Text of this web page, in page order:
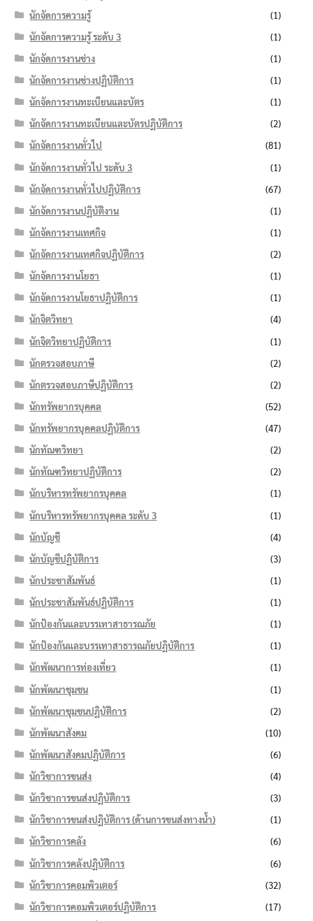
นักจัดการความรู้
(1)
นักจัดการความรู้ ระดับ 3
(1)
นักจัดการงานช่าง
(1)
นักจัดการงานช่างปฏิบัติการ
(1)
นักจัดการงานทะเบียนและบัตร
(1)
นักจัดการงานทะเบียนและบัตรปฏิบัติการ
(2)
นักจัดการงานทั่วไป
(81)
นักจัดการงานทั่วไป ระดับ 3
(1)
นักจัดการงานทั่วไปปฏิบัติการ
(67)
นักจัดการงานปฏิบัติงาน
(1)
นักจัดการงานเทศกิจ
(1)
นักจัดการงานเทศกิจปฏิบัติการ
(2)
นักจัดการงานโยธา
(1)
นักจัดการงานโยธาปฏิบัติการ
(1)
นักจิตวิทยา
(4)
นักจิตวิทยาปฏิบัติการ
(1)
นักตรวจสอบภาษี
(2)
นักตรวจสอบภาษีปฏิบัติการ
(2)
นักทรัพยากรบุคคล
(52)
นักทรัพยากรบุคคลปฏิบัติการ
(47)
นักทัณฑวิทยา
(2)
นักทัณฑวิทยาปฏิบัติการ
(2)
นักบริหารทรัพยากรบุคคล
(1)
นักบริหารทรัพยากรบุคคล ระดับ 3
(1)
นักบัญชี
(4)
นักบัญชีปฏิบัติการ
(3)
นักประชาสัมพันธ์
(1)
นักประชาสัมพันธ์ปฏิบัติการ
(1)
นักป้องกันและบรรเทาสาธารณภัย
(1)
นักป้องกันและบรรเทาสาธารณภัยปฏิบัติการ
(1)
นักพัฒนาการท่องเที่ยว
(1)
นักพัฒนาชุมชน
(1)
นักพัฒนาชุมชนปฏิบัติการ
(2)
นักพัฒนาสังคม
(10)
นักพัฒนาสังคมปฏิบัติการ
(6)
นักวิชาการขนส่ง
(4)
นักวิชาการขนส่งปฏิบัติการ
(3)
นักวิชาการขนส่งปฏิบัติการ (ด้านการขนส่งทางน้ำ)
(1)
นักวิชาการคลัง
(6)
นักวิชาการคลังปฏิบัติการ
(6)
นักวิชาการคอมพิวเตอร์
(32)
นักวิชาการคอมพิวเตอร์ปฏิบัติการ
(17)